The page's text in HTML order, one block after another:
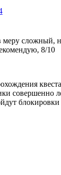
меру сложный,
8/10
совершенно